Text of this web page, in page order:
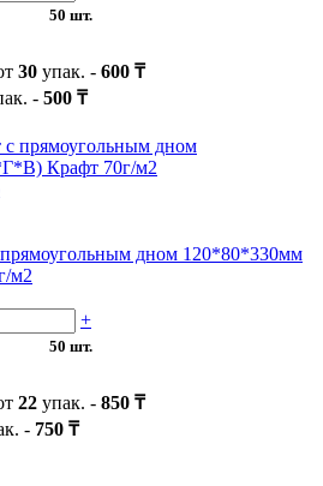
50 шт.
30 упак. - 600 ₸
- 500 ₸
дном 120*80*330мм
м2
+
50 шт.
22 упак. - 850 ₸
- 750 ₸